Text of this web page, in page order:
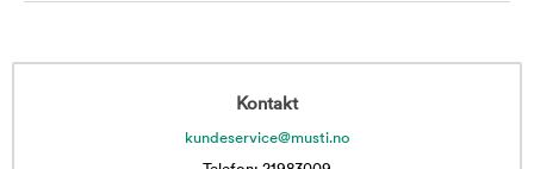
Kontakt
kundeservice@musti.no